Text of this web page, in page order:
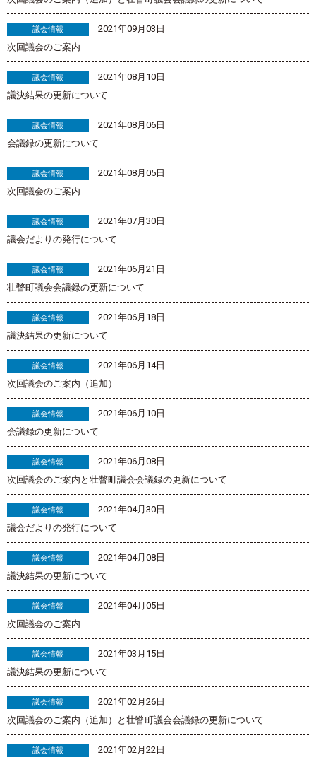
議会情報
2021年09月03日
次回議会のご案内
議会情報
2021年08月10日
議決結果の更新について
議会情報
2021年08月06日
会議録の更新について
議会情報
2021年08月05日
次回議会のご案内
議会情報
2021年07月30日
議会だよりの発行について
議会情報
2021年06月21日
壮瞥町議会会議録の更新について
議会情報
2021年06月18日
議決結果の更新について
議会情報
2021年06月14日
次回議会のご案内（追加）
議会情報
2021年06月10日
会議録の更新について
議会情報
2021年06月08日
次回議会のご案内と壮瞥町議会会議録の更新について
議会情報
2021年04月30日
議会だよりの発行について
議会情報
2021年04月08日
議決結果の更新について
議会情報
2021年04月05日
次回議会のご案内
議会情報
2021年03月15日
議決結果の更新について
議会情報
2021年02月26日
次回議会のご案内（追加）と壮瞥町議会会議録の更新について
議会情報
2021年02月22日